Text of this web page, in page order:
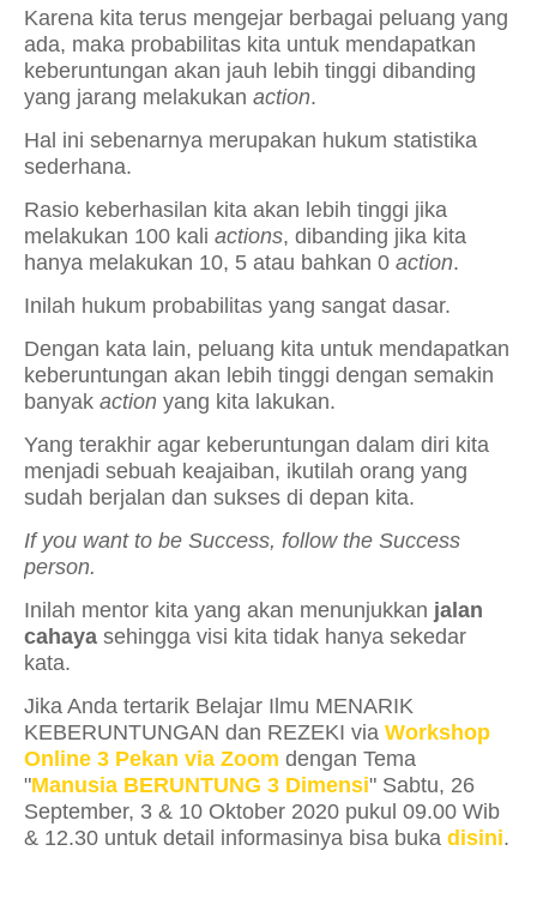
Karena kita terus mengejar berbagai peluang yang
ada, maka probabilitas kita untuk mendapatkan
keberuntungan akan jauh lebih tinggi dibanding
yang jarang melakukan action.
Hal ini sebenarnya merupakan hukum statistika
sederhana.
Rasio keberhasilan kita akan lebih tinggi jika
melakukan 100 kali actions, dibanding jika kita
hanya melakukan 10, 5 atau bahkan 0 action.
Inilah hukum probabilitas yang sangat dasar.
Dengan kata lain, peluang kita untuk mendapatkan
keberuntungan akan lebih tinggi dengan semakin
banyak action yang kita lakukan.
Yang terakhir agar keberuntungan dalam diri kita
menjadi sebuah keajaiban, ikutilah orang yang
sudah berjalan dan sukses di depan kita.
If you want to be Success, follow the Success
person.
Inilah mentor kita yang akan menunjukkan jalan
cahaya sehingga visi kita tidak hanya sekedar
kata.
Jika Anda tertarik Belajar Ilmu MENARIK
KEBERUNTUNGAN dan REZEKI via Workshop
Online 3 Pekan via Zoom dengan Tema
"Manusia BERUNTUNG 3 Dimensi" Sabtu, 26
September, 3 & 10 Oktober 2020 pukul 09.00 Wib
& 12.30 untuk detail informasinya bisa buka disini.